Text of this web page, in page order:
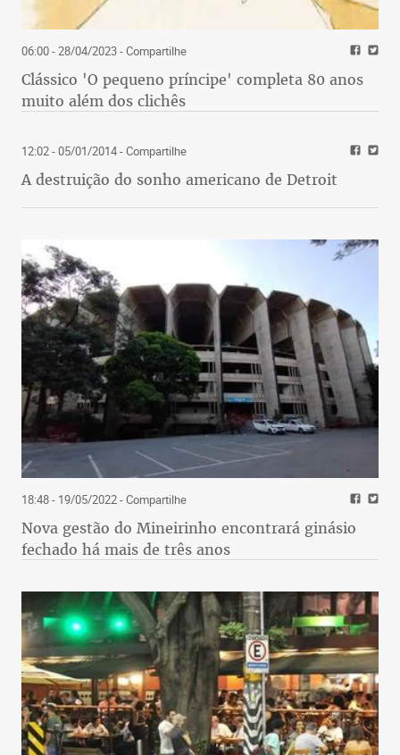
06:00 - 28/04/2023- Compartilhe
Clássico 'O pequeno príncipe' completa 80 anos
muito além dos clichês
12:02 - 05/01/2014- Compartilhe
A destruição do sonho americano de Detroit
18:48 - 19/05/2022- Compartilhe
Nova gestão do Mineirinho encontrará ginásio
fechado há mais de três anos